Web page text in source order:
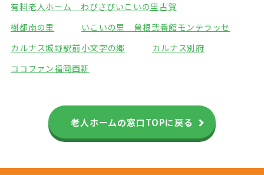
有料老人ホーム わびさびいこいの里古賀
樹都南の里
いこいの里 曽根弐番館モンテラッセ
カルナス城野駅前小文字の郷
カルナス別府
ココファン福岡西新
老人ホームの窓口TOPに戻る